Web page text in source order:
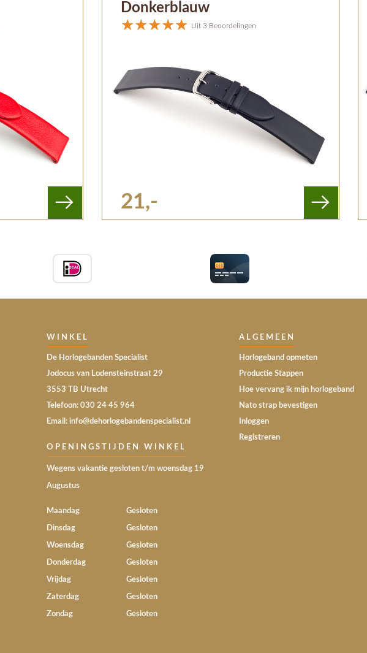
Donkerblauw
Uit 3 Beoordelingen
21,-
WINKEL
De Horlogebanden Specialist
Jodocus van Lodensteinstraat 29
3553 TB Utrecht
Telefoon: 030 24 45 964
Email: info@dehorlogebandenspecialist.nl
OPENINGSTIJDEN WINKEL
Wegens vakantie gesloten t/m woensdag 19
Augustus
Maandag Gesloten
Dinsdag Gesloten
Woensdag Gesloten
Donderdag Gesloten
Vrijdag Gesloten
Zaterdag Gesloten
Zondag Gesloten
ALGEMEEN
Horlogeband opmeten
Productie Stappen
Hoe vervang ik mijn horlogeband
Nato strap bevestigen
Inloggen
Registreren